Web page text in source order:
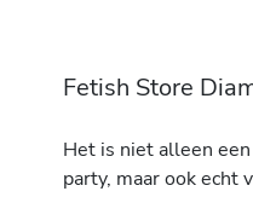
Fetish Store
Het is niet alleen
party, maar ook echt